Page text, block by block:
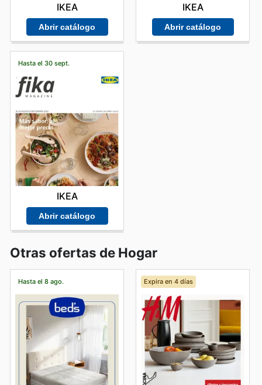
IKEA
Abrir catálogo
IKEA
Abrir catálogo
Hasta el 30 sept.
IKEA
Abrir catálogo
Otras ofertas de Hogar
Hasta el 8 ago. Expira en 4 días